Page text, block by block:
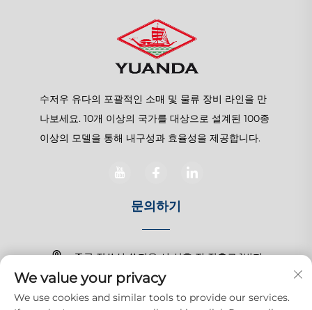
수저우 유다의 포괄적인 소매 및 물류 장비 라인을 만
나보세요. 10개 이상의 국가를 대상으로 설계된 100종
이상의 모델을 통해 내구성과 효율성을 제공합니다.
문의하기
중국 장쑤성 쑤저우 시 상후 진 장춘로 1번지
+86-15150179453
We value your privacy
We use cookies and similar tools to provide our services.